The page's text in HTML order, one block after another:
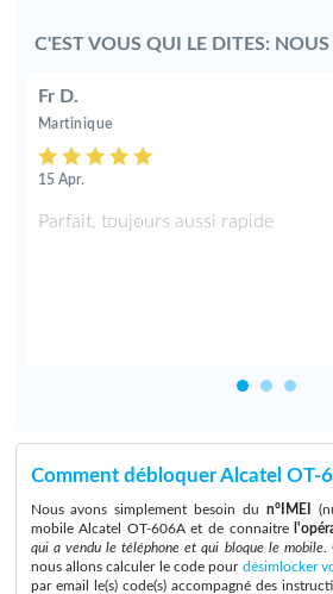
C'EST VOUS QUI LE DITES:
Fr D.
Martinique
15 Apr.
Parfait, toujours aussi rapide
Comment débloquer Alcatel OT-
Nous avons simplement besoin du n°IMEI
mobile Alcatel OT-606A et de connaitre
qui a vendu le téléphone et qui bloque le mobile.
nous allons calculer le code pour désimlocker
par email le(s) code(s) accompagné des